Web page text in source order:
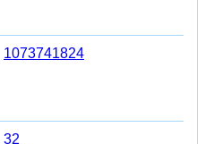
1073741824
32